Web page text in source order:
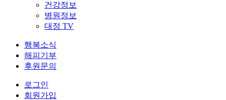
건강정보
병원정보
대정 TV
행복소식
해피기부
후원문의
로그인
회원가입